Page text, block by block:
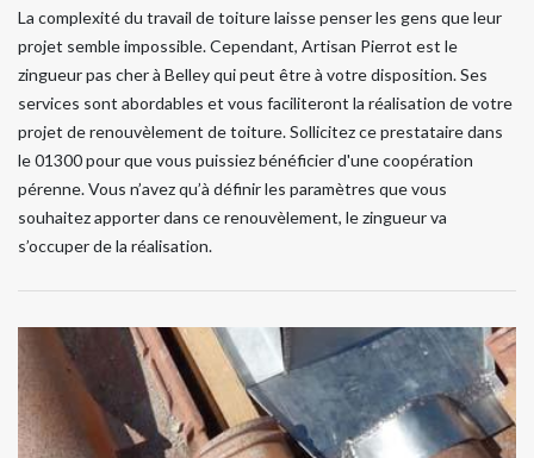
La complexité du travail de toiture laisse penser les gens que leur
projet semble impossible. Cependant, Artisan Pierrot est le
zingueur pas cher à Belley qui peut être à votre disposition. Ses
services sont abordables et vous faciliteront la réalisation de votre
projet de renouvèlement de toiture. Sollicitez ce prestataire dans
le 01300 pour que vous puissiez bénéficier d'une coopération
pérenne. Vous n’avez qu’à définir les paramètres que vous
souhaitez apporter dans ce renouvèlement, le zingueur va
s’occuper de la réalisation.